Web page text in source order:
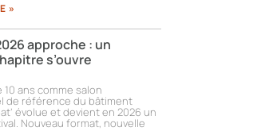
»
approche : un
s’ouvre
ans comme salon
de référence du bâtiment
évolue et devient en 2026 un
Nouveau format, nouvelle